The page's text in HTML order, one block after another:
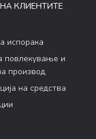
КЛИЕНТИТЕ
испорака
повлекување и
производ
на средства